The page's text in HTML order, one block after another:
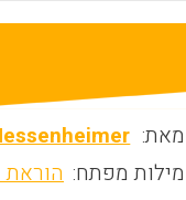
מאת:
מילות מפתח: הוראת